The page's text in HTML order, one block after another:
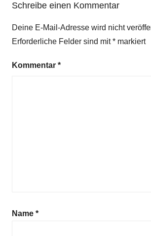
Schreibe einen Kommentar
Deine E-Mail-Adresse wird nicht
Erforderliche Felder sind mit* markiert
Kommentar *
Name *